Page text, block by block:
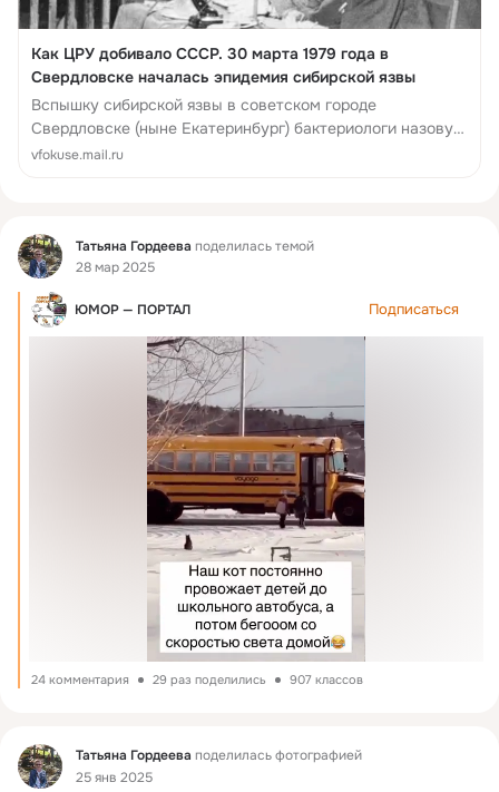
Как ЦРУ добивало СССР. 30 марта 1979 года в
Свердловске началась эпидемия сибирской язвы
Вспышку сибирской язвы в советском городе
Свердловске (ныне Екатеринбург) бактериологи назовут
удавшимся, но не доказанным терактом.
vfokuse.mail.ru
Фид Татьяна Гордеева поделилась темой
28 мар 2025
ЮМОР — ПОРТАЛ Подписаться
24 комментария 29 раз поделились 907 классов
Фид Татьяна Гордеева поделилась фотографией
25 янв 2025